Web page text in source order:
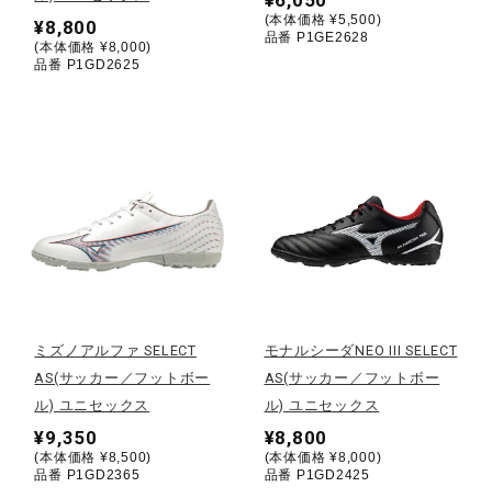
スイム
テニス／ソフトテニス
陸上競技
卓球
¥8,800
(本体価格 ¥8,000)
品番 P1GD2625
(本体価格 ¥5,500)
品番 P1GE2628
ミズノアルファ SELECT
AS(サッカー／フットボー
ル) ユニセックス
¥9,350
(本体価格 ¥8,500)
品番 P1GD2365
モナルシーダNEO III SELECT
AS(サッカー／フットボー
ル) ユニセックス
¥8,800
(本体価格 ¥8,000)
品番 P1GD2425